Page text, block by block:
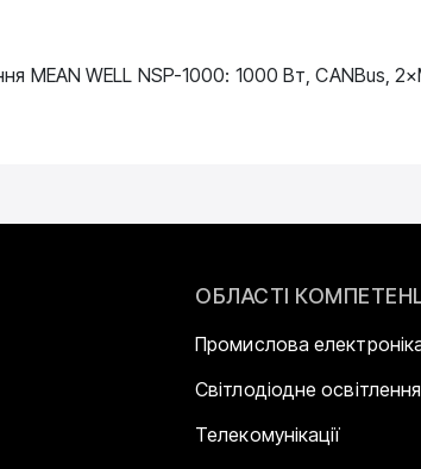
MEAN WELL NSP-1000: 1000 Вт, CANBus,
ОБЛАСТІ
Промислова
Світлодіодне освітлення
Телекомунікації